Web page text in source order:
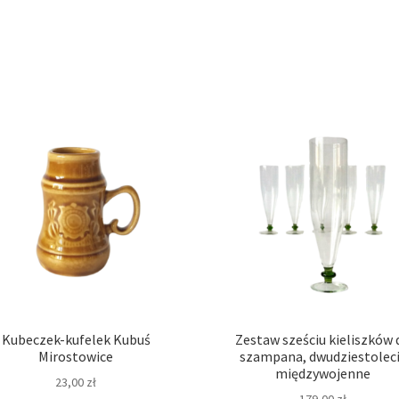
Kubeczek-kufelek Kubuś
Mirostowice
23,00 zł
Zestaw sześciu kieliszków
szampana,
międzywojenne